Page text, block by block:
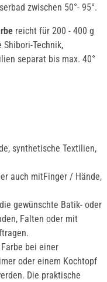
zwischen 50°- 95°.
reicht für 200 - 400 g
Technik,
separat bis max. 40°
synthetische Textilien,
auch mitFinger / Hände,
gewünschte Batik- oder
Falten oder mit
bei einer
oder einem Kochtopf
Die praktische